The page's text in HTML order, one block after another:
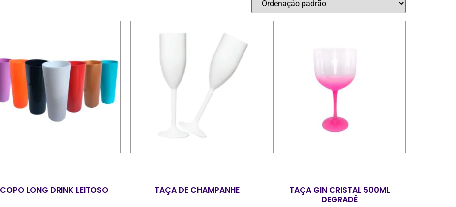
COPO LONG DRINK LEITOSO TAÇA DE CHAMPANHE
TAÇA GIN CRISTAL 500ML
DEGRADÊ